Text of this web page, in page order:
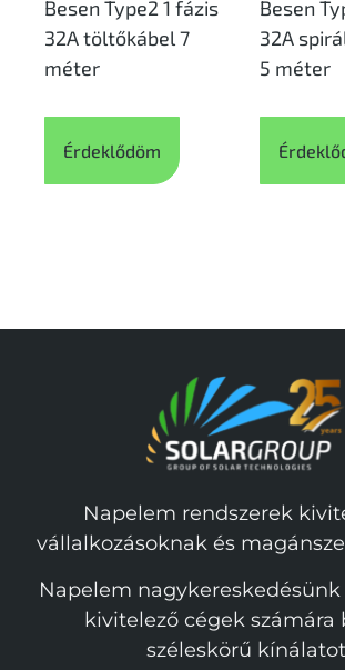
Besen Type2 1 fázis
32A töltőkábel 7
méter
Érdeklődöm
Besen
32A
5 méter
Napelem rendszerek
vállalkozásoknak és
Napelem
kivitelező cégek számára
széleskörű